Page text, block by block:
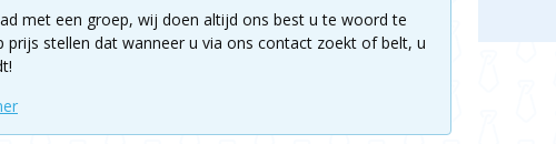
met een groep, wij doen altijd ons best u te woord te
prijs stellen dat wanneer u via ons contact zoekt of belt, u